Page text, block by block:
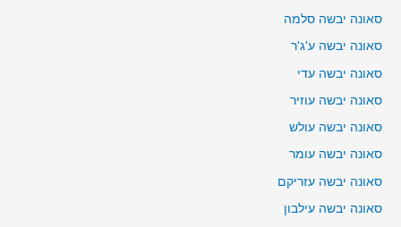
סאונה יבשה סלמה
סאונה יבשה ע'ג'ר
סאונה יבשה עדי
סאונה יבשה עוזיר
סאונה יבשה עולש
סאונה יבשה עומר
סאונה יבשה עזריקם
סאונה יבשה עילבון